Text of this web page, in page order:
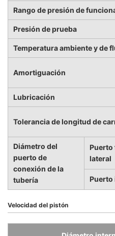
Rango de presión de
Presión de prueba
Temperatura ambiente y de
Amortiguación
Lubricación
Tolerancia de longitud de
Diámetro del
puerto de
conexión de la
tubería
lateral
Velocidad del pistón